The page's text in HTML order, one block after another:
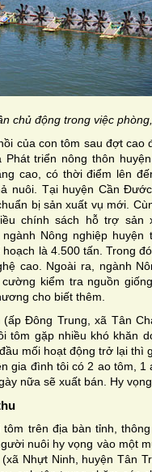
chủ động trong việc
của con tôm sau đợt cao
Phát triển nông thôn
cao, có thời điểm lên
nuôi. Tại huyện Cần
bị sản xuất vụ mới.
chính sách hỗ trợ
Nông nghiệp
là 4.500 tấn. Trong
cao. Ngoài ra, ngành
kiểm tra nguồn
cho biết thêm.
(ấp Đông Trung, xã Tân
tôm gặp nhiều khó khăn
mối hoạt động trở lại thì
gia đình tôi có 2 ao tôm,
nữa sẽ xuất bán. Hy
trên địa bàn tỉnh,
nuôi hy vọng vào một
Nhựt Ninh, huyện Tân